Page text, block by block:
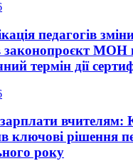
педагогів
законопроєкт МОН
термін дії
вчителям:
ключові рішення
року